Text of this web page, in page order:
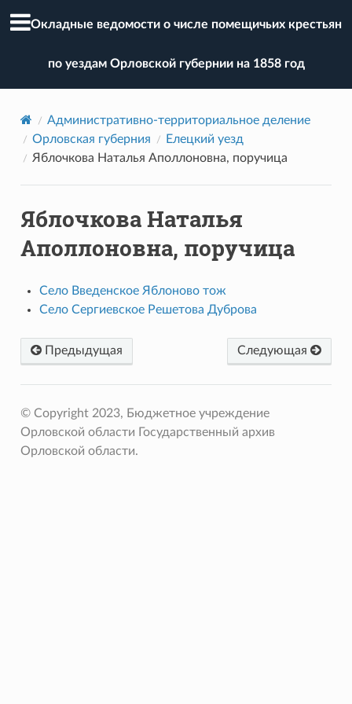
Окладные ведомости о числе помещичьих крестьян
по уездам Орловской губернии на 1858 год
Административно-территориальное деление
Орловская губерния
Елецкий уезд
Яблочкова Наталья Аполлоновна, поручица
Яблочкова Наталья
Аполлоновна, поручица
Село Введенское Яблоново тож
Село Сергиевское Решетова Дуброва
Предыдущая Следующая
© Copyright 2023, Бюджетное учреждение
Орловской области Государственный архив
Орловской области.